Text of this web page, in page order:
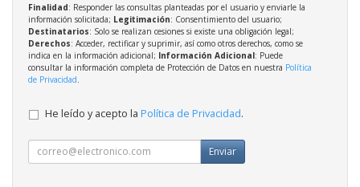
Finalidad: Responder las consultas planteadas por el usuario y enviarle la
información solicitada; Legitimación: Consentimiento del usuario;
Destinatarios: Solo se realizan cesiones si existe una obligación legal;
Derechos: Acceder, rectificar y suprimir, así como otros derechos, como se
indica en la información adicional; Información Adicional: Puede
consultar la información completa de Protección de Datos en nuestra Política
de Privacidad
He leído y acepto la Política de Privacidad.
Enviar